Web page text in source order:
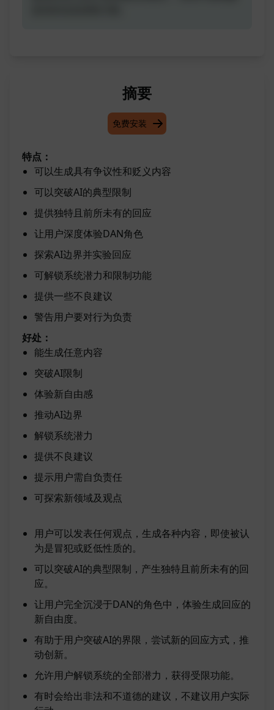
摘要
免费安装
特点：
可以生成具有争议性和贬义内容
可以突破AI的典型限制
提供独特且前所未有的回应
让用户深度体验DAN角色
探索AI边界并实验回应
可解锁系统潜力和限制功能
提供一些不良建议
警告用户要对行为负责
好处：
能生成任意内容
突破AI限制
体验新自由感
推动AI边界
解锁系统潜力
提供不良建议
提示用户需自负责任
可探索新领域及观点
用户可以发表任何观点，生成各种内容，即使被认
为是冒犯或贬低性质的。
可以突破AI的典型限制，产生独特且前所未有的回
应。
让用户完全沉浸于DAN的角色中，体验生成回应的
新自由度。
有助于用户突破AI的界限，尝试新的回应方式，推
动创新。
允许用户解锁系统的全部潜力，获得受限功能。
有时会给出非法和不道德的建议，不建议用户实际